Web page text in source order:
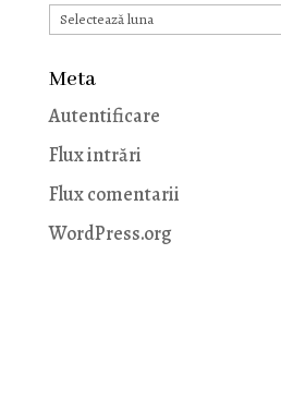
Arhive
Meta
Autentificare
Flux intrări
Flux comentarii
WordPress.org